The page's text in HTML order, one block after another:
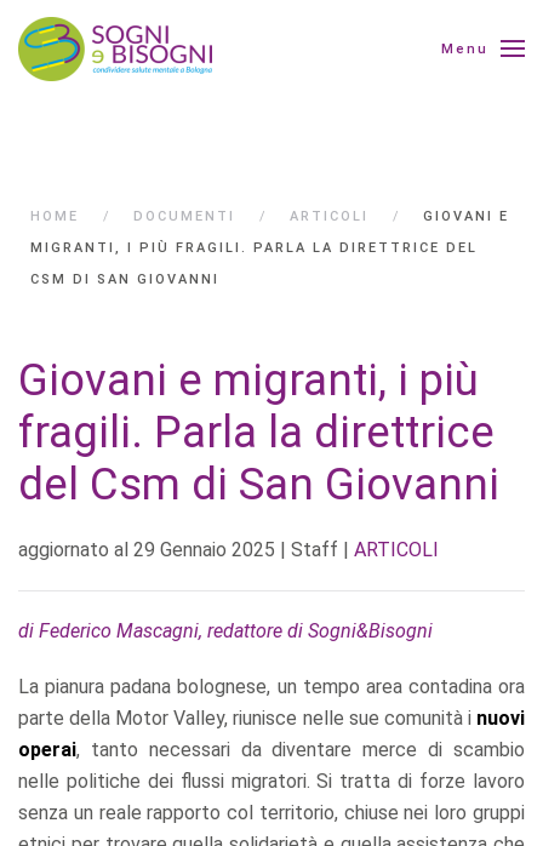
Menu
HOME DOCUMENTI ARTICOLI
GIOVANI E
MIGRANTI, I PIÙ FRAGILI. PARLA LA DIRETTRICE DEL
CSM DI SAN GIOVANNI
Giovani e migranti, i più
fragili. Parla la direttrice
del Csm di San Giovanni
aggiornato al 29 Gennaio 2025 | Staff | ARTICOLI
di Federico Mascagni, redattore di Sogni&Bisogni
La pianura padana bolognese, un tempo area contadina ora
parte della Motor Valley, riunisce nelle sue comunità i nuovi
operai, tanto necessari da diventare merce di scambio
nelle politiche dei flussi migratori. Si tratta di forze lavoro
senza un reale rapporto col territorio, chiuse nei loro gruppi